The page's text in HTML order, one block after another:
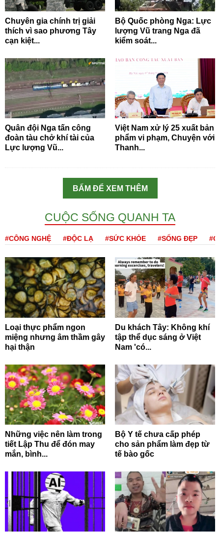
Chuyên gia chính trị giải
thích vì sao phương Tây
cạn kiệt...
Bộ Quốc phòng Nga: Lực
lượng Vũ trang Nga đã
kiểm soát...
Quân đội Nga tấn công
đoàn tàu chở khí tài của
Lực lượng Vũ...
Việt Nam xử lý 25 xuất bản
phẩm vi phạm, Chuyện với
Thanh...
BẤM ĐỂ XEM THÊM
CUỘC SỐNG QUANH TA
#CÔNG NGHỆ #ĐỘC LẠ #SỨC KHỎE #SỐNG ĐẸP
Loại thực phẩm ngon
miệng nhưng âm thầm gây
hại thận
Du khách Tây: Không khí
tập thể dục sáng ở Việt
Nam 'có...
Những việc nên làm trong
tiết Lập Thu để đón may
mắn, bình...
Bộ Y tế chưa cấp phép
cho sản phẩm làm đẹp từ
tế bào gốc